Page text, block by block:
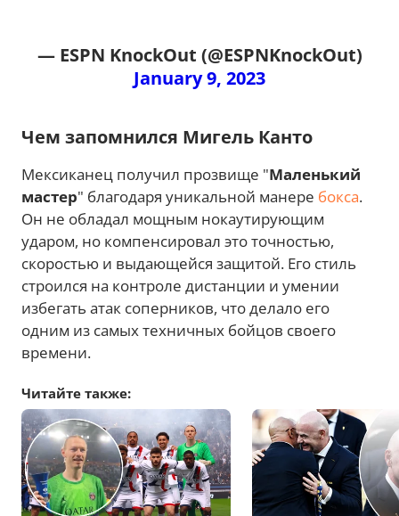
— ESPN KnockOut (@ESPNKnockOut)
January 9, 2023
Чем запомнился Мигель Канто
Мексиканец получил прозвище "Маленький
мастер" благодаря уникальной манере бокса.
Он не обладал мощным нокаутирующим
ударом, но компенсировал это точностью,
скоростью и выдающейся защитой. Его стиль
строился на контроле дистанции и умении
избегать атак соперников, что делало его
одним из самых техничных бойцов своего
времени.
Читайте также: